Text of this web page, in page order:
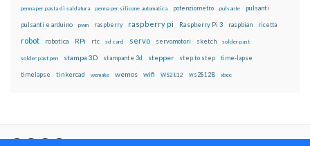
penna per pasta di saldatura penna per silicone automatica potenziometro pulsante pulsanti
pulsanti e arduino pwm raspberry raspberry pi Raspberry Pi 3 raspbian ricetta
robot robotica RPi rtc sd card servo servomotori sketch solder past
solder past pen stampa 3D stampante 3d stepper step to step time-lapse
timelapse tinkercad wemake wemos wifi WS2812 ws2812B xbee